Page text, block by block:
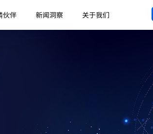
伙伴 新闻洞察 关于我们